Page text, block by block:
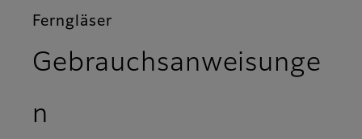
Ferngläser
Gebrauchsanweisunge
n